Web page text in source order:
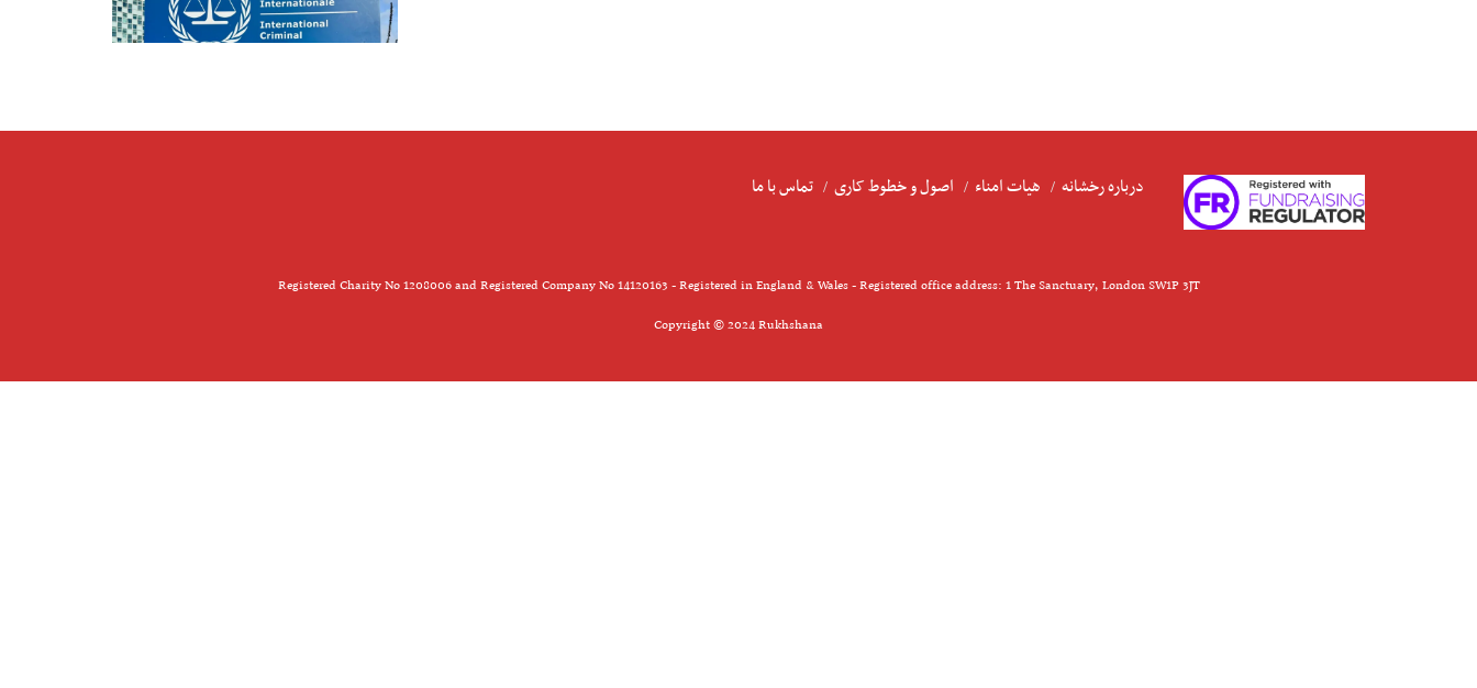
درباره رخشانه هیات امناء اصول و خطوط کاری تماس با ما
Registered Charity No 1208006 and Registered Company No 14120163 - Registered in England & Wales - Registered office address: 1 The Sanctuary, London SW1P 3JT
Copyright © 2024 Rukhshana